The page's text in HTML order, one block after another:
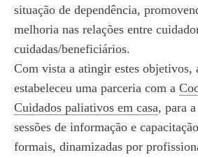
situação de dependência,
melhoria nas relações entre
cuidadas/beneficiários.
Com vista a atingir estes objetivos,
estabeleceu uma parceria com a
Cuidados paliativos em casa, para
sessões de informação e
formais, dinamizadas por